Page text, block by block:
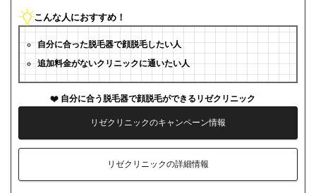
こんな人におすすめ！
自分に合った脱毛器で顔脱毛したい人
追加料金がないクリニックに通いたい人
自分に合う脱毛器で顔脱毛ができるリゼクリニック
リゼクリニックのキャンペーン情報
リゼクリニックの詳細情報